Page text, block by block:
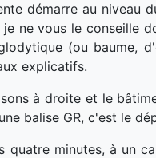
démarre au niveau
ne vous le conseille
(ou baume,
explicatifs.
à droite et le
balise GR, c'est le
minutes, à un